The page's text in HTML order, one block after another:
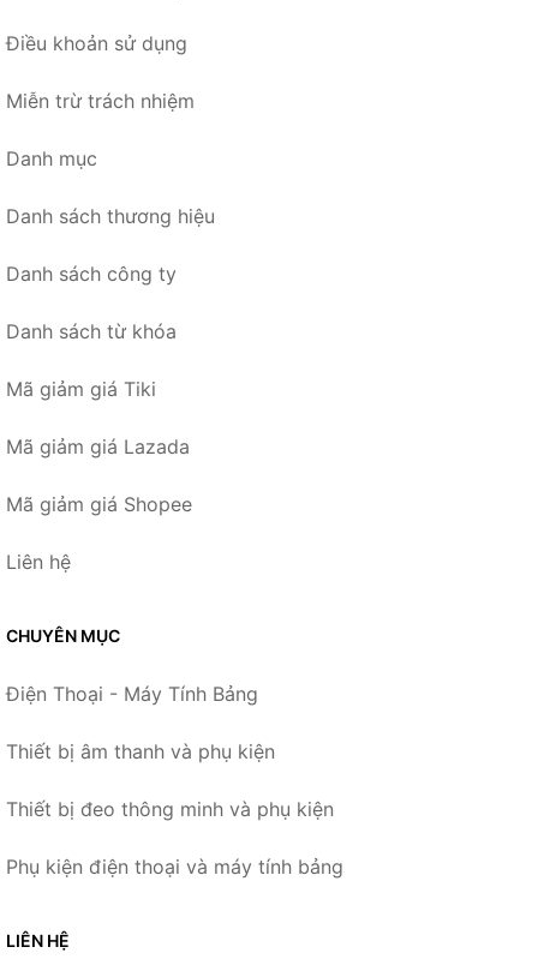
Điều khoản sử dụng
Miễn trừ trách nhiệm
Danh mục
Danh sách thương hiệu
Danh sách công ty
Danh sách từ khóa
Mã giảm giá Tiki
Mã giảm giá Lazada
Mã giảm giá Shopee
Liên hệ
CHUYÊN MỤC
Điện Thoại - Máy Tính Bảng
Thiết bị âm thanh và phụ kiện
Thiết bị đeo thông minh và phụ kiện
Phụ kiện điện thoại và máy tính bảng
LIÊN HỆ